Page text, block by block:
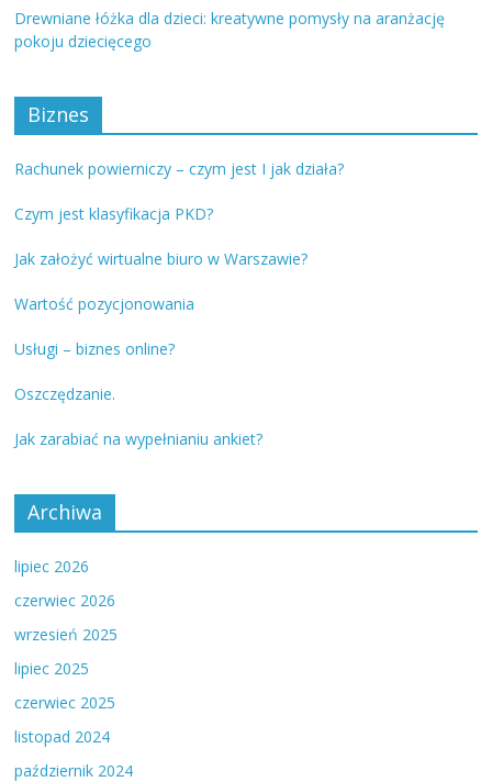
Drewniane łóżka dla dzieci: kreatywne pomysły na aranżację
pokoju dziecięcego
Biznes
Rachunek powierniczy – czym jest I jak działa?
Czym jest klasyfikacja PKD?
Jak założyć wirtualne biuro w Warszawie?
Wartość pozycjonowania
Usługi – biznes online?
Oszczędzanie.
Jak zarabiać na wypełnianiu ankiet?
Archiwa
lipiec 2026
czerwiec 2026
wrzesień 2025
lipiec 2025
czerwiec 2025
listopad 2024
październik 2024